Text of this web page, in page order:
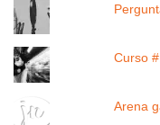
Curso
Arena